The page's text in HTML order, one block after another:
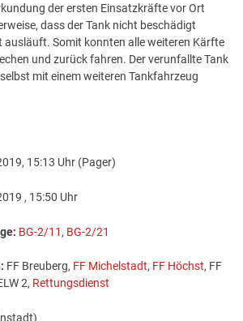
der ersten Einsatzkräfte vor Ort
dass der Tank nicht beschädigt
ausläuft. Somit konnten alle weiteren Kärfte
und zurück fahren. Der verunfallte Tank
mit einem weiteren Tankfahrzeug
15:13 Uhr (Pager)
, 15:50 Uhr
BG-2/11, BG-2/21
FF Breuberg, FF Michelstadt, FF Höchst, FF
2, Rettungsdienst